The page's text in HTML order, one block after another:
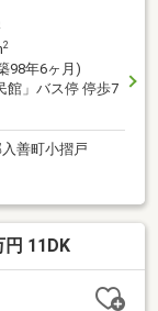
2
98年6ヶ月)
館」バス停 停歩7
善町小摺戸
11DK